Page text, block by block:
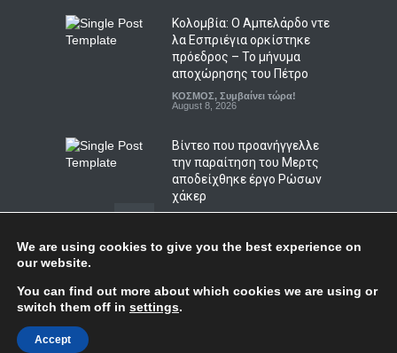
ΠΟΛΙΤΙΚΗ,Συμβαίνει τώρα!
August 9, 2026
Κολομβία: Ο Αμπελάρδο ντε
λα Εσπριέγια ορκίστηκε
πρόεδρος – Το μήνυμα
αποχώρησης του Πέτρο
ΚΟΣΜΟΣ, Συμβαίνει τώρα!
August 8, 2026
Βίντεο που προανήγγελλε
την παραίτηση του Μερτς
αποδείχθηκε έργο Ρώσων
χάκερ
Κίεβο για drone με
εκρηκτικά που συνετρίβη
Top
© Copyright
We are using cookies to give you the best experience on
our website.
You can find out more about which cookies we are using or
switch them off in settings.
Accept